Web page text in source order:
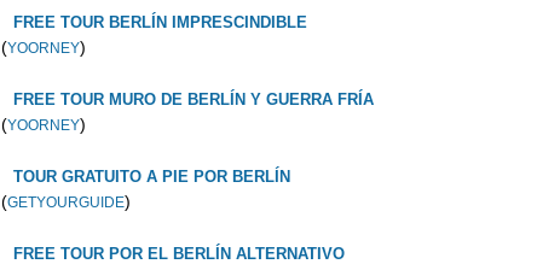
FREE TOUR BERLÍN IMPRESCINDIBLE
(YOORNEY)
FREE TOUR MURO DE BERLÍN Y GUERRA FRÍA
(YOORNEY)
TOUR GRATUITO A PIE POR BERLÍN
(GETYOURGUIDE)
FREE TOUR POR EL BERLÍN ALTERNATIVO